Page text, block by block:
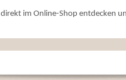
direkt im Online-Shop entdecken